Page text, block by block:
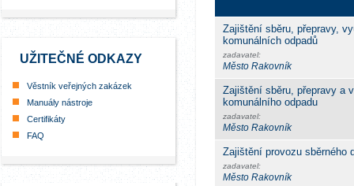
UŽITEČNÉ ODKAZY
Věstník veřejných zakázek
Manuály nástroje
Certifikáty
FAQ
Zajištění sběru, přepravy,
komunálních odpadů
zadavatel:
Město Rakovník
Zajištění sběru, přepravy a
komunálního odpadu
zadavatel:
Město Rakovník
Zajištění provozu sběrného
zadavatel:
Město Rakovník